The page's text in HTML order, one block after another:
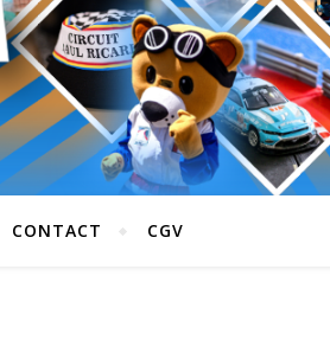
CONTACT CGV